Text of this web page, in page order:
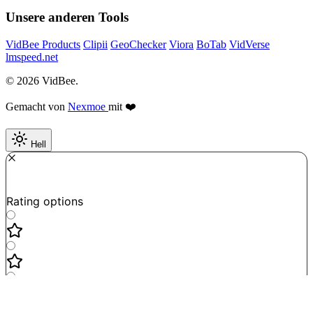
Unsere anderen Tools
VidBee Products Clipii GeoChecker Viora BoTab VidVerse
lmspeed.net
© 2026 VidBee.
Gemacht von Nexmoe mit ❤️
Hell
Rating options